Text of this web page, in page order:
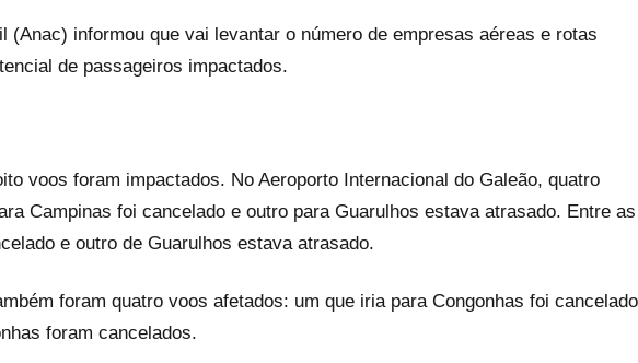
(Anac) informou que vai levantar o número de empresas aéreas e rotas
de passageiros impactados.
voos foram impactados. No Aeroporto Internacional do Galeão, quatro
Campinas foi cancelado e outro para Guarulhos estava atrasado. Entre as
e outro de Guarulhos estava atrasado.
foram quatro voos afetados: um que iria para Congonhas foi cancelado
foram cancelados.